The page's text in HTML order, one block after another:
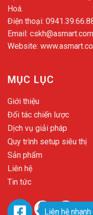
Hoá.
Điện thoại:
Email:
Website:
MỤC LỤC
Giới thiệu
Đối tác chiến lược
Dịch vụ giải pháp
Quy trình setup siêu thị
Sản phẩm
Liên hệ
Tin tức
Liên hệ nhanh